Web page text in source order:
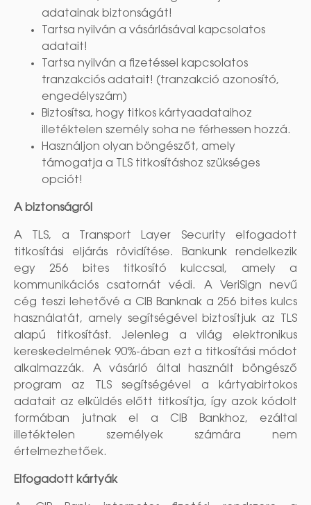
adatainak biztonságát!
Tartsa nyilván a vásárlásával kapcsolatos
adatait!
Tartsa nyilván a fizetéssel kapcsolatos
tranzakciós adatait! (tranzakció azonosító,
engedélyszám)
Biztosítsa, hogy titkos kártyaadataihoz
illetéktelen személy soha ne férhessen hozzá.
Használjon olyan böngészőt, amely
támogatja a TLS titkosításhoz szükséges
opciót!
A biztonságról
A TLS, a Transport Layer Security elfogadott
titkosítási eljárás rövidítése. Bankunk rendelkezik
egy 256 bites titkosító kulccsal, amely a
kommunikációs csatornát védi. A VeriSign nevű
cég teszi lehetővé a CIB Banknak a 256 bites kulcs
használatát, amely segítségével biztosítjuk az TLS
alapú titkosítást. Jelenleg a világ elektronikus
kereskedelmének 90%-ában ezt a titkosítási módot
alkalmazzák. A vásárló által használt böngésző
program az TLS segítségével a kártyabirtokos
adatait az elküldés előtt titkosítja, így azok kódolt
formában jutnak el a CIB Bankhoz, ezáltal
illetéktelen személyek számára nem
értelmezhetőek.
Elfogadott kártyák